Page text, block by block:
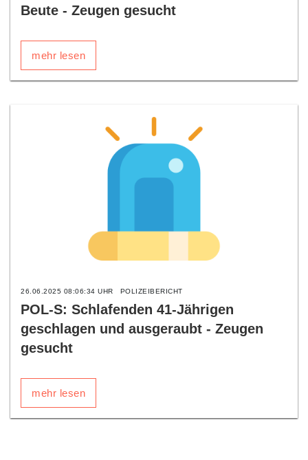
Beute - Zeugen gesucht
mehr lesen
26.06.2025 08:06:34 UHR POLIZEIBERICHT
POL-S: Schlafenden 41-Jährigen
geschlagen und ausgeraubt - Zeugen
gesucht
mehr lesen